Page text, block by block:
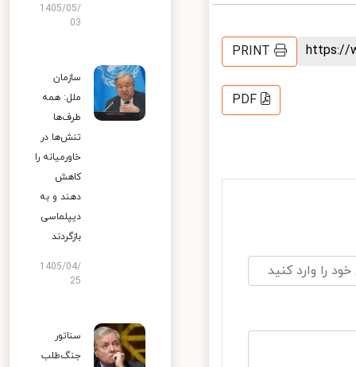
PRINT
PDF
1405/05/
03
سازمان
ملل: همه
طرف‌ها
تنش‌ها در
خاورمیانه را
کاهش
دهند و به
دیپلماسی
بازگردند
1405/04/
25
سناتور
جنگ‌طلب